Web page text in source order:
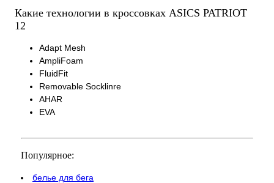
Какие технологии в кроссовках ASICS PATRIOT
12
Adapt Mesh
AmpliFoam
FluidFit
Removable Socklinre
AHAR
EVA
Популярное:
белье для бега